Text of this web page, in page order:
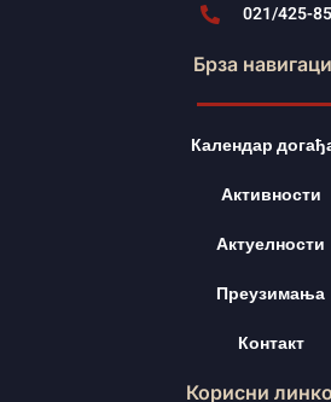
021/425-
Брза
Календар
Активности
Актуелности
Преузимања
Контакт
Корисни